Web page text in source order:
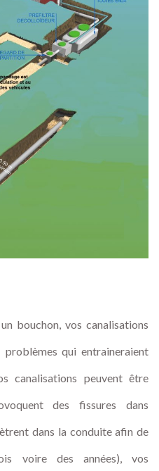
bouchon, vos canalisations
qui entraineraient
canalisations peuvent être
des fissures dans
dans la conduite afin de
voire des années), vos